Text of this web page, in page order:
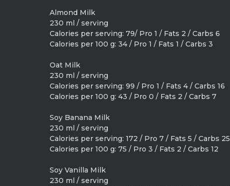
Almond Milk
230 ml / serving
Calories per serving: 79/ Pro 1 / Fats 2 / Carbs 6
Calories per 100 g: 34 / Pro 1 / Fats 1 / Carbs 3
Oat Milk
230 ml / serving
Calories per serving: 99 / Pro 1 / Fats 4 / Carbs 16
Calories per 100 g: 43 / Pro 0 / Fats 2 / Carbs 7
Soy Banana Milk
230 ml / serving
Calories per serving: 172 / Pro 7 / Fats 5 / Carbs 25
Calories per 100 g: 75 / Pro 3 / Fats 2 / Carbs 12
Soy Vanilla Milk
230 ml / serving